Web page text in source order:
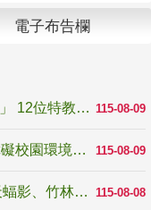
電子布告欄
115-08-09
青年百億海外圓夢基金計畫「無礙征途」 12位特教與弱勢青年勇闖西班牙 跨越感官限制見證生命蛻變
115-08-09
國教署補助22縣市積極推動「改善無障礙校園環境計畫」 打造友善、安全、無礙學習空間
115-08-08
青年壯遊點精選夏夜限定避暑提案 漫天蝠影、竹林尋蛙、茶香夜觀 邀青年暮色出發